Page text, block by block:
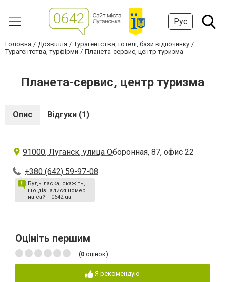
Рус
Головна Дозвілля
Турагентства, готелі, бази відпочинку
Турагентства, турфірми
Планета-сервис, центр туризма
Планета-сервис, центр туризма
Опис Відгуки (1)
91000, Луганск, улица Оборонная, 87, офис 22
+380 (642) 59-97-08
Будь ласка, скажіть,
що дізналися номер
на сайті 0642.ua
Оцініть першим
(0 оцінок)
Я рекомендую